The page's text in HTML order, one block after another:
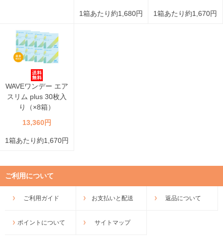
1箱あたり約1,680円 1箱あたり約1,670円
WAVEワンデー エア
スリム plus 30枚入
り（×8箱）
13,360円
1箱あたり約1,670円
ご利用について
ご利用ガイド お支払いと配送 返品について
ポイントについて サイトマップ